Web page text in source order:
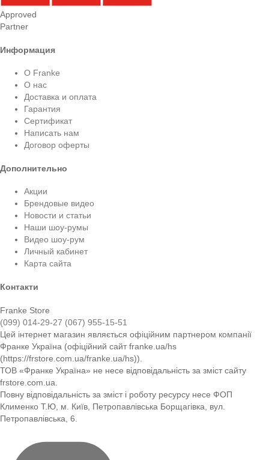
Approved
Partner
Информация
О Franke
О нас
Доставка и оплата
Гарантия
Сертификат
Написать нам
Договор оферты
Дополнительно
Акции
Брендовые видео
Новости и статьи
Наши шоу-румы
Видео шоу-рум
Личный кабинет
Карта сайта
Контакти
Franke Store
(099) 014-29-27 (067) 955-15-51
Цей інтернет магазин являється офіційним партнером компанії
Франке Україна (офіційний сайт franke.ua/hs
(https://frstore.com.ua/franke.ua/hs)).
ТОВ «Франке Україна» не несе відповідальність за зміст сайту
frstore.com.ua.
Повну відповідальність за зміст і роботу ресурсу несе ФОП
Клименко Т.Ю, м. Київ, Петропавлівська Борщагівка, вул.
Петропавлівська, 6.